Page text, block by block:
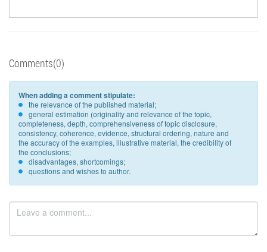
Comments(0)
When adding a comment stipulate:
the relevance of the published material;
general estimation (originality and relevance of the topic,
completeness, depth, comprehensiveness of topic disclosure,
consistency, coherence, evidence, structural ordering, nature and
the accuracy of the examples, illustrative material, the credibility of
the conclusions;
disadvantages, shortcomings;
questions and wishes to author.